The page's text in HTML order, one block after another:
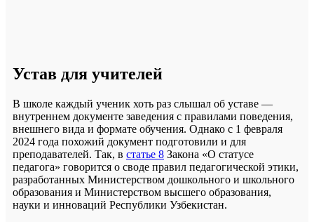
Устав для учителей
В школе каждый ученик хоть раз слышал об уставе —
внутреннем документе заведения с правилами поведения,
внешнего вида и формате обучения. Однако с 1 февраля
2024 года похожий документ подготовили и для
преподавателей. Так, в статье 8 Закона «О статусе
педагога» говорится о своде правил педагогической этики,
разработанных Министерством дошкольного и школьного
образования и Министерством высшего образования,
науки и инноваций Республики Узбекистан.